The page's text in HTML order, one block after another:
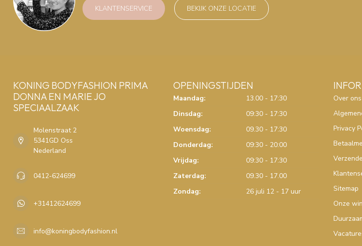
KLANTENSERVICE BEKIJK ONZE LOCATIE
KONING BODYFASHION PRIMA
DONNA EN MARIE JO
SPECIAALZAAK
Molenstraat 2
5341GD Oss
Nederland
0412-624699
+31412624699
info@koningbodyfashion.nl
OPENINGSTIJDEN
Maandag:
13.00 - 17:30
Dinsdag:
09:30 - 17:30
Woensdag:
09.30 - 17:30
Donderdag:
09:30 - 20:00
Vrijdag:
09:30 - 17:30
Zaterdag:
09.30 - 17.00
Zondag:
26 juli 12 - 17 uur
Over ons
Privacy
Sitemap
Onze